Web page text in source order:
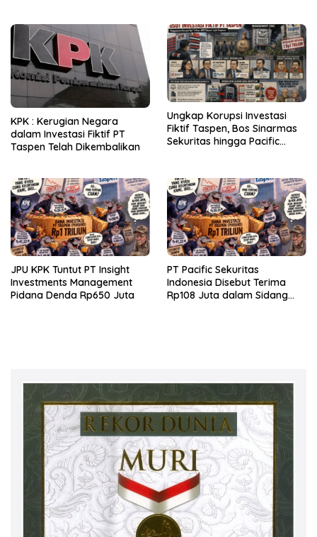
KPK : Kerugian Negara
dalam Investasi Fiktif PT
Taspen Telah Dikembalikan
Ungkap Korupsi Investasi
Fiktif Taspen, Bos Sinarmas
Sekuritas hingga Pacific
JPU KPK Tuntut PT Insight
Investments Management
Pidana Denda Rp650 Juta
PT Pacific Sekuritas
Indonesia Disebut Terima
Rp108 Juta dalam Sidang